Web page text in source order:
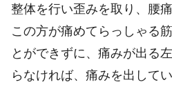
整体を行い歪みを取り、腰痛
この方が痛めてらっしゃる
とができずに、痛みが出る
らなければ、痛みを出して